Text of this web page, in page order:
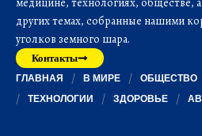
других темах, собранные нашими
уголков земного шара.
Контакты
ГЛАВНАЯ В МИРЕ ОБЩЕСТВО
ТЕХНОЛОГИИ
ЗДОРОВЬЕ